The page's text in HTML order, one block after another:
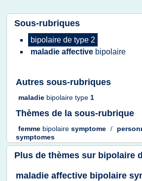
Sous-rubriques
bipolaire de type 2
maladie affective bipolaire
Autres sous-rubriques
maladie bipolaire type 1
Thèmes de la sous-rubrique
femme bipolaire symptome /
symptomes
Plus de thèmes sur bipolaire
maladie affective bipolaire